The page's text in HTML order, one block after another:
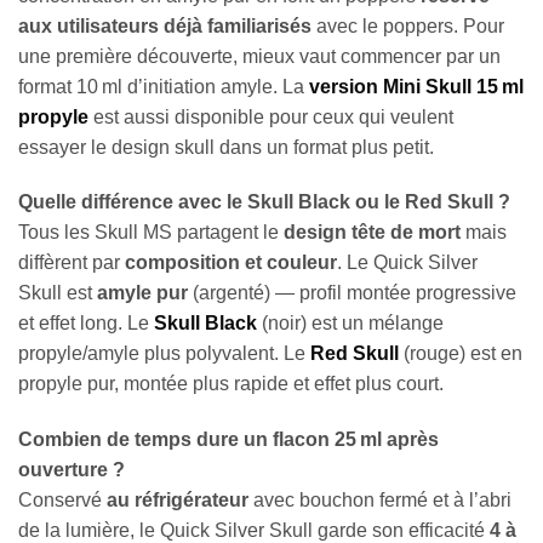
aux utilisateurs déjà familiarisés avec le poppers. Pour
une première découverte, mieux vaut commencer par un
format 10 ml d’initiation amyle. La version Mini Skull 15 ml
propyle est aussi disponible pour ceux qui veulent
essayer le design skull dans un format plus petit.
Quelle différence avec le Skull Black ou le Red Skull ?
Tous les Skull MS partagent le design tête de mort mais
diffèrent par composition et couleur. Le Quick Silver
Skull estamyle pur (argenté) — profil montée progressive
et effet long. Le Skull Black (noir) est un mélange
propyle/amyle plus polyvalent. Le Red Skull
(rouge) est en
propyle pur, montée plus rapide et effet plus court.
Combien de temps dure un flacon 25 ml après
ouverture ?
Conservé au réfrigérateur avec bouchon fermé et à l’abri
de la lumière, le Quick Silver Skull garde son efficacité 4 à